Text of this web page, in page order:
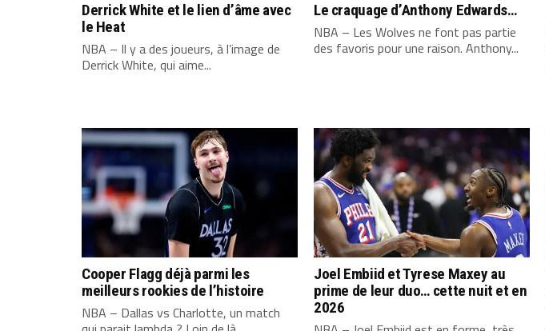
Derrick White et le lien d’âme avec
le Heat
NBA – Il y a des joueurs, à l’image de
Derrick White, qui aime...
Le craquage d’Anthony Edwards…
NBA – Les Wolves ne font pas partie
des favoris pour une raison. Anthony...
Cooper Flagg déjà parmi les
meilleurs rookies de l’histoire
NBA – Dallas vs Charlotte, un match
Joel Embiid et Tyrese Maxey au
prime de leur duo… cette nuit et en
2026